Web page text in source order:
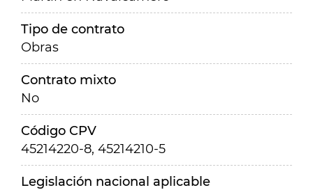
Tipo de contrato
Obras
Contrato mixto
No
Código CPV
45214220-8, 45214210-5
Legislación nacional aplicable